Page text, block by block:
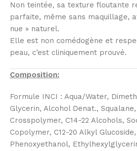
Non teintée, sa texture floutante
parfaite, même sans maquillage,
nue » naturel.
Elle est non comédogène et
peau, c’est cliniquement prouvé.
Composition:
Formule INCI : Aqua/Water,
Glycerin, Alcohol Denat.,
Crosspolymer, C14-22 Alcohols,
Copolymer, C12-20 Alkyl
Phenoxyethanol,